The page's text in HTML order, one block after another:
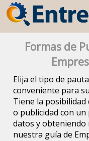
Formas de
Elija el tipo de
conveniente para
Tiene la
o publicidad con
datos y
nuestra guía de